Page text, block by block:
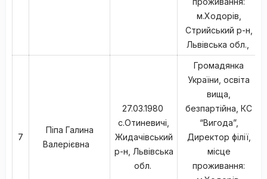
м.Ходорів,
Стрийський р-н,
Львівська обл.,
7
Піпа Галина
Валерієвна
27.03.1980
с.Отиневичі,
Жидачівський
р-н, Львівська
обл.
Громадянка
України, освіта
вища,
безпартійна, КС
“Вигода”,
Директор філії,
місце
проживання: